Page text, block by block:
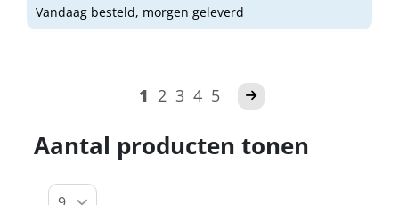
Vandaag besteld, morgen geleverd
1 2 3 4 5
Aantal producten tonen